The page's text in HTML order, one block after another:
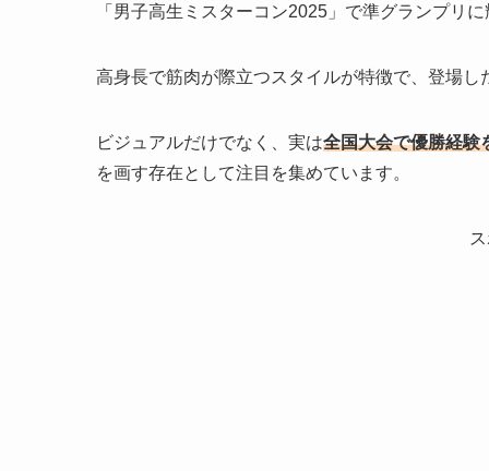
「男子高生ミスターコン2025」で準グランプリ
高身長で筋肉が際立つスタイルが特徴で、登場
ビジュアルだけでなく、実は全国大会で優勝経験
を画す存在として注目を集めています。